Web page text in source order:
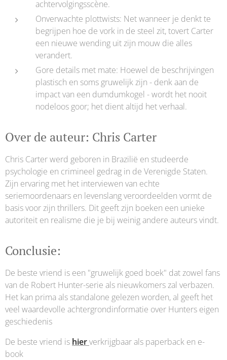
achtervolgingsscène.
Onverwachte plottwists: Net wanneer je denkt te
begrijpen hoe de vork in de steel zit, tovert Carter
een nieuwe wending uit zijn mouw die alles
verandert.
Gore details met mate: Hoewel de beschrijvingen
plastisch en soms gruwelijk zijn - denk aan de
impact van een dumdumkogel - wordt het nooit
nodeloos goor; het dient altijd het verhaal.
Over de auteur: Chris Carter
Chris Carter werd geboren in Brazilië en studeerde
psychologie en crimineel gedrag in de Verenigde Staten.
Zijn ervaring met het interviewen van echte
seriemoordenaars en levenslang veroordeelden vormt de
basis voor zijn thrillers. Dit geeft zijn boeken een unieke
autoriteit en realisme die je bij weinig andere auteurs vindt.
Conclusie:
De beste vriend is een "gruwelijk goed boek" dat zowel fans
van de Robert Hunter-serie als nieuwkomers zal verbazen.
Het kan prima als standalone gelezen worden, al geeft het
veel waardevolle achtergrondinformatie over Hunters eigen
geschiedenis
De beste vriend is hierverkrijgbaar als paperback en e-
book